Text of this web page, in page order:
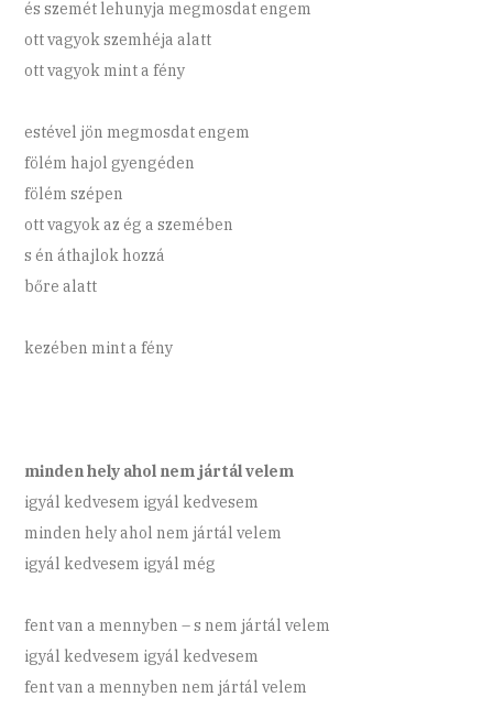
és szemét lehunyja megmosdat engem
ott vagyok szemhéja alatt
ott vagyok mint a fény
estével jön megmosdat engem
fölém hajol gyengéden
fölém szépen
ott vagyok az ég a szemében
s én áthajlok hozzá
bőre alatt
kezében mint a fény
minden hely ahol nem jártál velem
igyál kedvesem igyál kedvesem
minden hely ahol nem jártál velem
igyál kedvesem igyál még
fent van a mennyben – s nem jártál velem
igyál kedvesem igyál kedvesem
fent van a mennyben nem jártál velem